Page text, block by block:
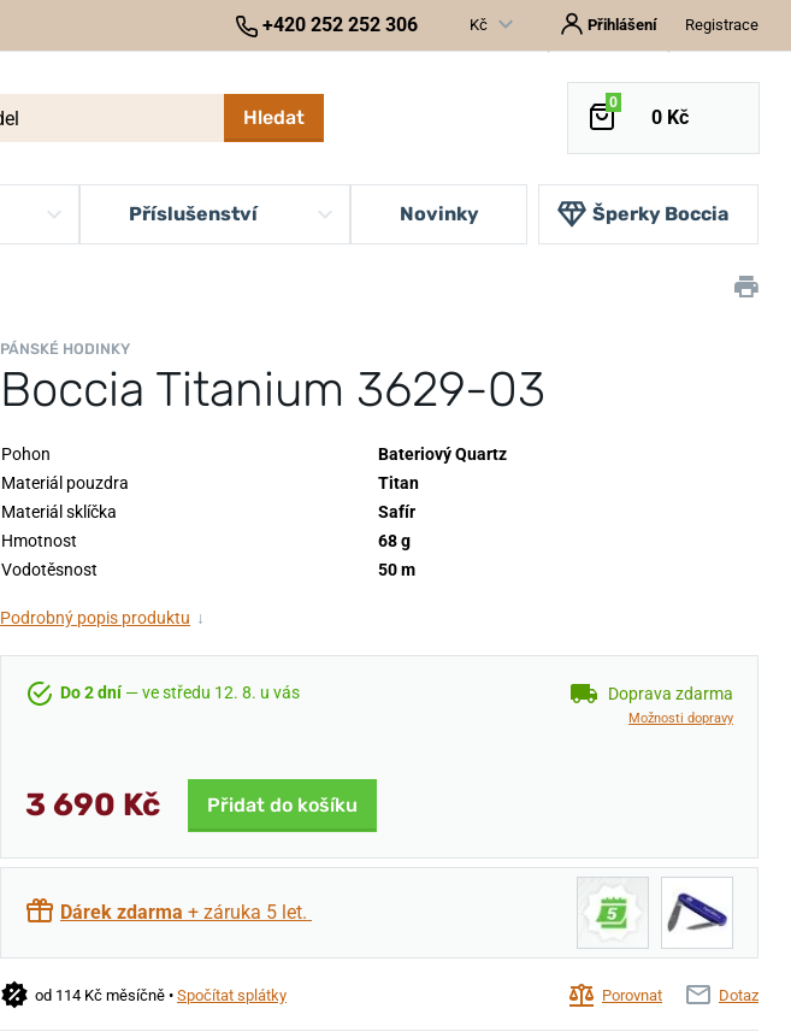
+420 252 252 306 Kč Přihlášení Registrace
Hledat
0
0 Kč
Příslušenství Novinky Šperky Boccia
PÁNSKÉ HODINKY
Boccia Titanium 3629-03
Pohon
Bateriový Quartz
Materiál pouzdra
Titan
Materiál sklíčka
Safír
Hmotnost
68 g
Vodotěsnost
50 m
Podrobný popis produktu ↓
Do 2 dní— ve středu 12. 8. u vás Doprava zdarma
Možnosti dopravy
3 690 Kč Přidat do košíku
Dárek zdarma + záruka 5 let.
od 114 Kč měsíčně • Spočítat splátky Porovnat Dotaz